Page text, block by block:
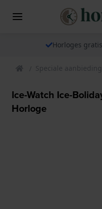
Horloges
Speciale
Ice-Watch Ice-
Horloge